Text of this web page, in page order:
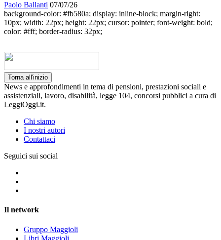
Paolo Ballanti 07/07/26
background-color: #fb580a; display: inline-block; margin-right:
10px; width: 22px; height: 22px; cursor: pointer; font-weight: bold;
color: #fff; border-radius: 32px;
Torna all'inizio
News e approfondimenti in tema di pensioni, prestazioni sociali e
assistenziali, lavoro, disabilità, legge 104, concorsi pubblici a cura di
LeggiOggi.it.
Chi siamo
I nostri autori
Contattaci
Seguici sui social
Il network
Gruppo Maggioli
Libri Maggioli